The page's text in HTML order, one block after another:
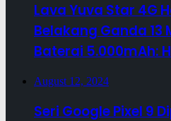
Lava Yuva Star 4G
Belakang Ganda 13
Baterai 5.000mAh:
August 12, 2024
Seri Google Pixel 9